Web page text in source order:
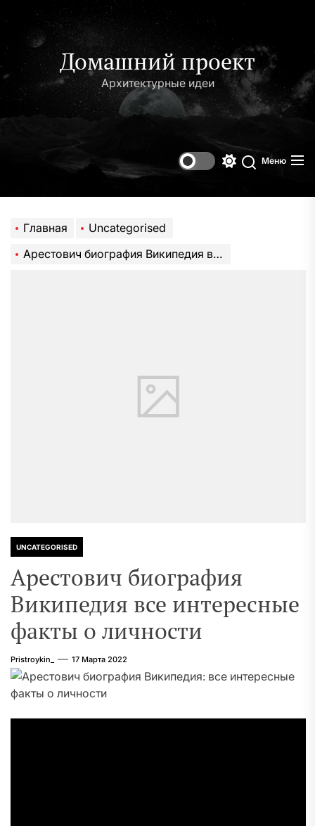
содержимому
Домашний проект
Архитектурные идеи
Поиск
Меню
Главная
Uncategorised
Арестович биография Википедия все интересные факты о личности
UNCATEGORISED
Арестович биография
Википедия все интересные
факты о личности
Pristroykin_ 17 Марта 2022